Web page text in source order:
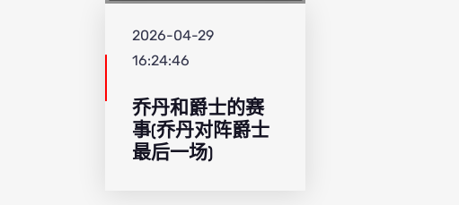
2026-04-29
16:24:46
乔丹和爵士的赛
事(乔丹对阵爵士
最后一场)